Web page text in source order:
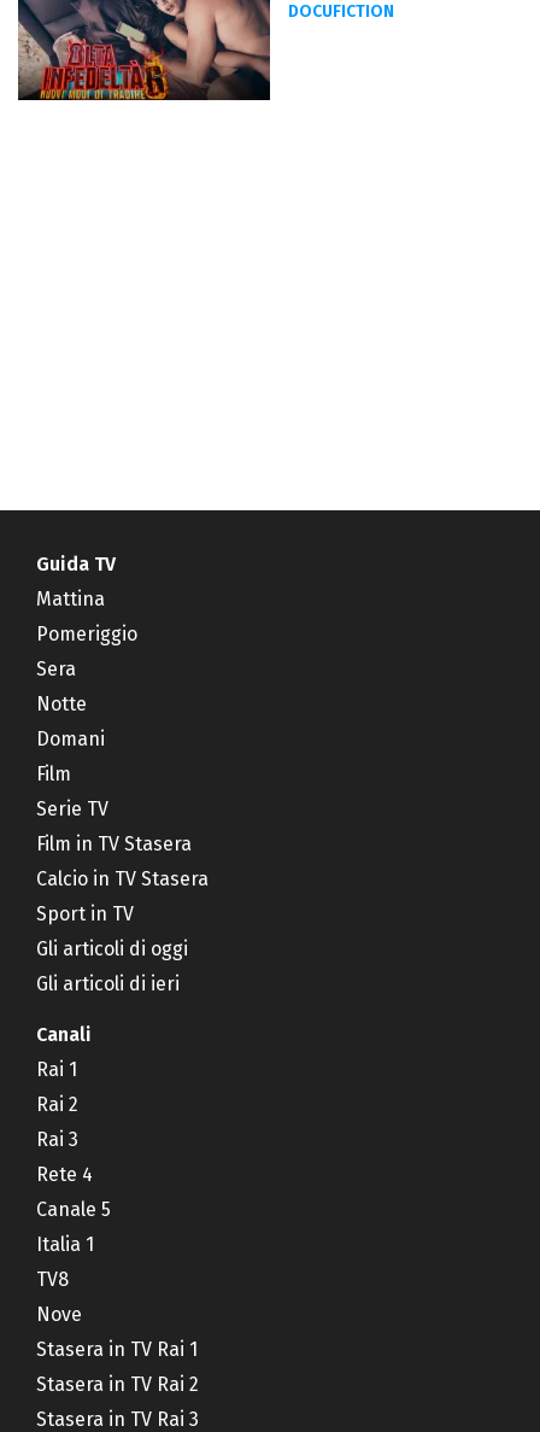
DOCUFICTION
Guida TV
Mattina
Pomeriggio
Sera
Notte
Domani
Film
Serie TV
Film in TV Stasera
Calcio in TV Stasera
Sport in TV
Gli articoli di oggi
Gli articoli di ieri
Canali
Rai 1
Rai 2
Rai 3
Rete 4
Canale 5
Italia 1
TV8
Nove
Stasera in TV Rai 1
Stasera in TV Rai 2
Stasera in TV Rai 3